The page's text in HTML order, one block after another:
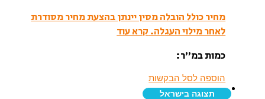
מחיר כולל הובלה מסין יינתן בהצעת מחיר מסודרת
לאחר מילוי העגלה.קרא עוד
כמות במ”ר:
הוספה לסל הבקשות
תצוגה בישראל